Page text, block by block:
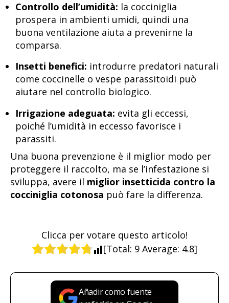
Controllo dell’umidità: la cocciniglia
prospera in ambienti umidi, quindi una
buona ventilazione aiuta a prevenirne la
comparsa.
Insetti benefici: introdurre predatori naturali
come coccinelle o vespe parassitoidi può
aiutare nel controllo biologico.
Irrigazione adeguata: evita gli eccessi,
poiché l’umidità in eccesso favorisce i
parassiti.
Una buona prevenzione è il miglior modo per
proteggere il raccolto, ma se l’infestazione si
sviluppa, avere il miglior insetticida contro la
cocciniglia cotonosa può fare la differenza.
Clicca per votare questo articolo!
[Total: 9 Average: 4.8]
Añadir como fuente